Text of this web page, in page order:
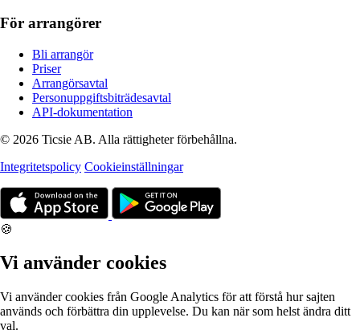
För arrangörer
Bli arrangör
Priser
Arrangörsavtal
Personuppgiftsbiträdesavtal
API-dokumentation
© 2026 Ticsie AB. Alla rättigheter förbehållna.
Integritetspolicy Cookieinställningar
🍪
Vi använder cookies
Vi använder cookies från Google Analytics för att förstå hur sajten
används och förbättra din upplevelse. Du kan när som helst ändra ditt
val.